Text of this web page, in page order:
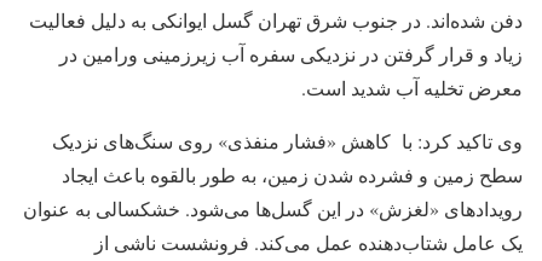
دفن شده‌اند. در جنوب شرق تهران گسل ایوانکی به دلیل فعالیت
زیاد و قرار گرفتن در نزدیکی سفره آب زیرزمینی ورامین در
معرض تخلیه آب شدید است.
وی تاکید کرد: با کاهش «فشار منفذی» روی سنگ‌های نزدیک
سطح زمین و فشرده شدن زمین، به طور بالقوه باعث ایجاد
رویدادهای «لغزش» در این گسل‌ها می‌شود. خشکسالی به عنوان
یک عامل شتاب‌دهنده عمل می‌کند. فرونشست ناشی از